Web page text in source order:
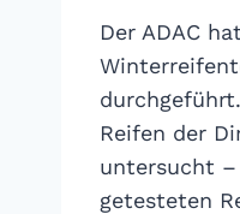
Der ADAC
Reifen der
untersucht
getesteten